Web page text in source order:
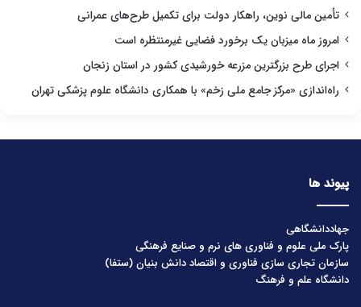
تأمین مالی نوین، راهکار دولت برای تکمیل طرح‌های عمرانی
امروز ماه میزبان یک برخورد فضایی غیرمنتظره است
اجرای طرح بزرگترین مزرعه خورشیدی کشور در استان زنجان
راه‌اندازی «مرکز جامع ملی زخم» با همکاری دانشگاه علوم پزشکی تهران
پیوند ها
جهاددانشگاهی
پارک ملی علوم و فناوری های نرم و صنایع فرهنگی
سازمان تجاری سازی فناوری و اقتصاد دانش بنیان (ستفا)
دانشگاه علم و فرهنگ